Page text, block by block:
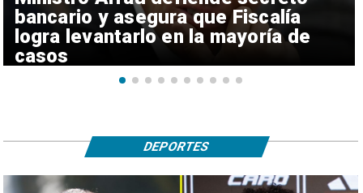
bancario y asegura que Fiscalía
logra levantarlo en la mayoría de
casos
DEPORTES